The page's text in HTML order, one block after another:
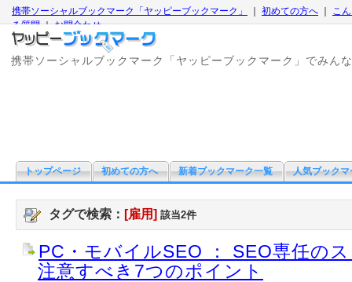
携帯ソーシャルブックマーク「ヤッピーブックマーク」 初めての方へ
こ
る質問｜お問合わせ
携帯ソーシャルブックマーク「ヤッピーブックマーク」でみん
トップページ 初めての方へ 新着ブックマーク一覧 人気ブックマ
タグで検索： [雇用] 該当2件
PC・モバイルSEO ： SEO専任の
注意すべき7つのポイント